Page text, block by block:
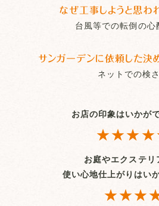
なぜ工事しようと思わ
台風等での転倒の心
サンガーデンに依頼した決
ネットでの検
お店の印象はいかが
お庭やエクステリ
使い心地仕上がりはい